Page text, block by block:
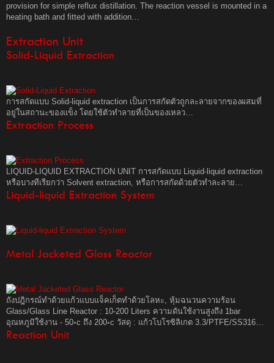
provision for simple reflux distillation. The reaction vessel is mounted in a
heating bath and fitted with addition…
Extraction Unit
Solid-Liquid Extraction
การสกัดแบบ Solid-liquid extraction เป็นการสกัดตัวถูกละลายจากของผสมที่
อยู่ในสถานะของแข็ง โดยใช้ตัวทำลายที่เป็นของเหลว…
Extraction Process
LIQUID-LIQUID EXTRACTION UNIT การสกัดแบบ Liquid-liquid extraction
หรือบางทีเรียกว่า Solvent extraction, หรือการสกัดด้วยตัวทำละลาย…
Liquid-liquid Extraction System
Metal Jacketed Glass Reactor
ถังปฎิกรณ์ทำด้วยแก้วแบบแจ็คเก็ตทำด้วยโลหะ, หุ้มฉนวนความร้อน
Glass/Glass Line Reactor : 10-200 Liters ความดันใช้งานสูงถึง 1bar
อุณหภูมิใช้งาน - 50◦c ถึง 200◦c วัสดุ : แก้วโบโรซิลิเกต 3.3/PTFE/SS316…
Reaction Unit